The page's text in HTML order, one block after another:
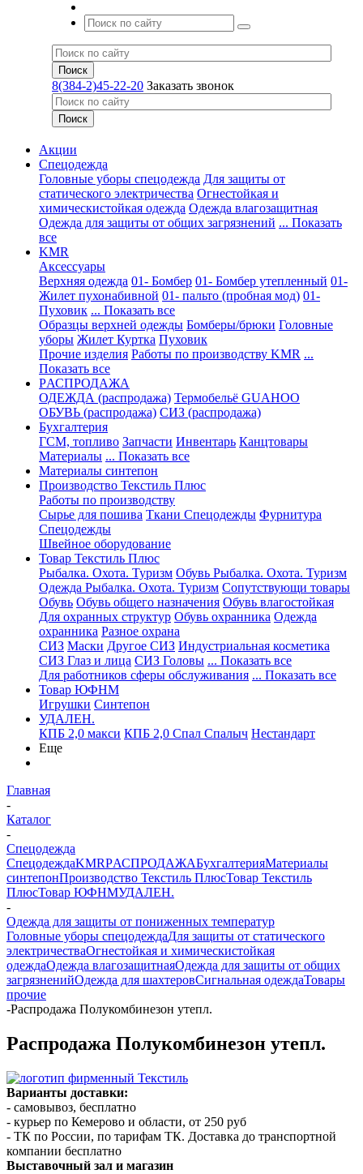
8(384-2)45-22-20 Заказать звонок
Акции
Спецодежда
Головные уборы спецодежда Для защиты от
статического электричества Огнестойкая и
химическистойкая одежда Одежда влагозащитная
Одежда для защиты от общих загрязнений ... Показать
все
KMR
Аксессуары
Верхняя одежда 01- Бомбер 01- Бомбер утепленный 01-
Жилет пухонабивной 01- пальто (пробная мод) 01-
Пуховик ... Показать все
Образцы верхней одежды Бомберы/брюки Головные
уборы Жилет Куртка Пуховик
Прочие изделия Работы по производству KMR ...
Показать все
PАСПРОДАЖА
ОДЕЖДА (распродажа) Термобельё GUAHOO
ОБУВЬ (распродажа) СИЗ (распродажа)
Бухгалтерия
ГСМ, топливо Запчасти Инвентарь Канцтовары
Материалы ... Показать все
Материалы синтепон
Производство Текстиль Плюс
Работы по производству
Сырье для пошива Ткани Спецодежды Фурнитура
Спецодежды
Швейное оборудование
Товар Текстиль Плюс
Рыбалка. Охота. Туризм Обувь Рыбалка. Охота. Туризм
Одежда Рыбалка. Охота. Туризм Сопутствующи товары
Обувь Обувь общего назначения Обувь влагостойкая
Для охранных структур Обувь охранника Одежда
охранника Разное охрана
СИЗ Маски Другое СИЗ Индустриальная косметика
СИЗ Глаз и лица СИЗ Головы ... Показать все
Для работников сферы обслуживания ... Показать все
Товар ЮФНМ
Игрушки Синтепон
УДАЛЕН.
КПБ 2,0 макси КПБ 2,0 Спал Спалыч Нестандарт
Еще
Главная
-
Каталог
-
Спецодежда
СпецодеждаKMRPАСПРОДАЖАБухгалтерияМатериалы
синтепонПроизводство Текстиль ПлюсТовар Текстиль
ПлюсТовар ЮФНМУДАЛЕН.
-
Одежда для защиты от пониженных температур
Головные уборы спецодеждаДля защиты от статического
электричестваОгнестойкая и химическистойкая
одеждаОдежда влагозащитнаяОдежда для защиты от общих
загрязненийОдежда для шахтеровСигнальная одеждаТовары
прочие
-Распродажа Полукомбинезон утепл.
Распродажа Полукомбинезон утепл.
Варианты доставки:
- самовывоз, бесплатно
- курьер по Кемерово и области, от 250 руб
- ТК по России, по тарифам ТК. Доставка до транспортной
компании бесплатно
Выставочный зал и магазин